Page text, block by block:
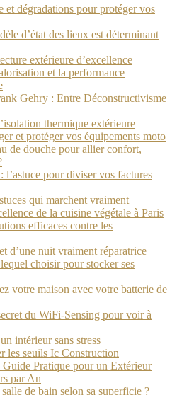
et dégradations pour protéger vos
d’état des lieux est déterminant
extérieure d’excellence
et la performance
Gehry : Entre Déconstructivisme
thermique extérieure
et protéger vos équipements moto
de douche pour allier confort,
pour diviser vos factures
qui marchent vraiment
de la cuisine végétale à Paris
efficaces contre les
d’une nuit vraiment réparatrice
choisir pour stocker ses
votre maison avec votre batterie de
du WiFi-Sensing pour voir à
intérieur sans stress
les seuils Ic Construction
Pratique pour un Extérieur
par An
de bain selon sa superficie ?